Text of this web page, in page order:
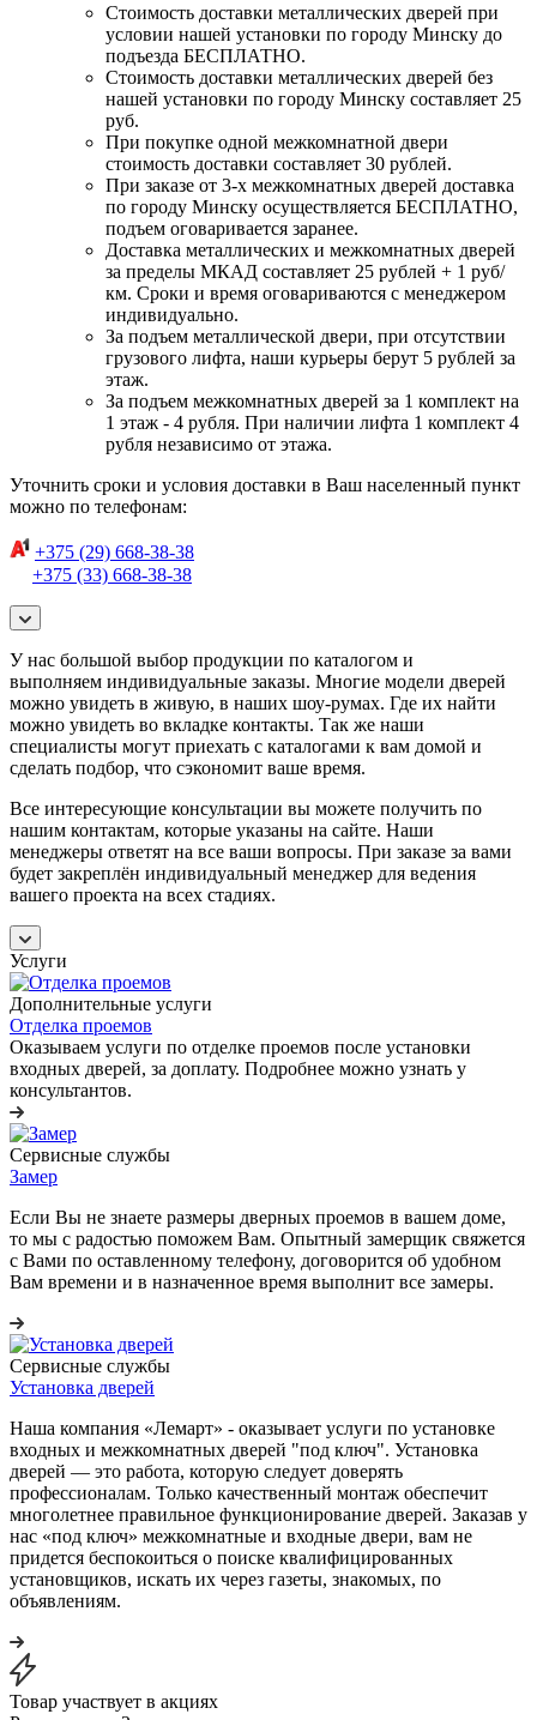
Стоимость доставки металлических дверей при
условии нашей установки по городу Минску до
подъезда БЕСПЛАТНО.
Стоимость доставки металлических дверей без
нашей установки по городу Минску составляет 25
руб.
При покупке одной межкомнатной двери
стоимость доставки составляет 30 рублей.
При заказе от 3-х межкомнатных дверей доставка
по городу Минску осуществляется БЕСПЛАТНО,
подъем оговаривается заранее.
Доставка металлических и межкомнатных дверей
за пределы МКАД составляет 25 рублей + 1 руб/
км. Сроки и время оговариваются с менеджером
индивидуально.
За подъем металлической двери, при отсутствии
грузового лифта, наши курьеры берут 5 рублей за
этаж.
За подъем межкомнатных дверей за 1 комплект на
1 этаж - 4 рубля. При наличии лифта 1 комплект 4
рубля независимо от этажа.
Уточнить сроки и условия доставки в Ваш населенный пункт
можно по телефонам:
+375 (29) 668-38-38
+375 (33) 668-38-38
У нас большой выбор продукции по каталогом и
выполняем индивидуальные заказы. Многие модели дверей
можно увидеть в живую, в наших шоу-румах. Где их найти
можно увидеть во вкладке контакты. Так же наши
специалисты могут приехать с каталогами к вам домой и
сделать подбор, что сэкономит ваше время.
Все интересующие консультации вы можете получить по
нашим контактам, которые указаны на сайте. Наши
менеджеры ответят на все ваши вопросы. При заказе за вами
будет закреплён индивидуальный менеджер для ведения
вашего проекта на всех стадиях.
Услуги
Дополнительные услуги
Отделка проемов
Оказываем услуги по отделке проемов после установки
входных дверей, за доплату. Подробнее можно узнать у
консультантов.
Сервисные службы
Замер
Если Вы не знаете размеры дверных проемов в вашем доме,
то мы с радостью поможем Вам. Опытный замерщик свяжется
с Вами по оставленному телефону, договорится об удобном
Вам времени и в назначенное время выполнит все замеры.
Сервисные службы
Установка дверей
Наша компания «Лемарт» - оказывает услуги по установке
входных и межкомнатных дверей "под ключ". Установка
дверей — это работа, которую следует доверять
профессионалам. Только качественный монтаж обеспечит
многолетнее правильное функционирование дверей. Заказав у
нас «под ключ» межкомнатные и входные двери, вам не
придется беспокоиться о поиске квалифицированных
установщиков, искать их через газеты, знакомых, по
объявлениям.
Товар участвует в акциях